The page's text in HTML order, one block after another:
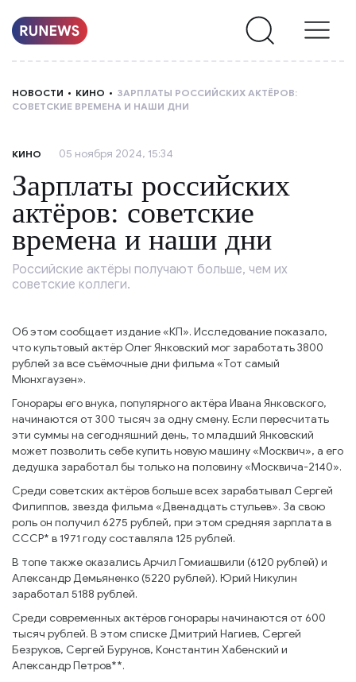
О
НАС
НОВОСТИ КИНО
ЗАРПЛАТЫ РОССИЙСКИХ АКТЁРОВ:
СОВЕТСКИЕ ВРЕМЕНА И НАШИ ДНИ
КИНО 05 ноября 2024, 15:34
Зарплаты российских
актёров: советские
времена и наши дни
Российские актёры получают больше, чем их
советские коллеги.
Об этом сообщает издание «КП». Исследование показало,
что культовый актёр Олег Янковский мог заработать 3800
рублей за все съёмочные дни фильма «Тот самый
Мюнхгаузен».
Гонорары его внука, популярного актёра Ивана Янковского,
начинаются от 300 тысяч за одну смену. Если пересчитать
эти суммы на сегодняшний день, то младший Янковский
может позволить себе купить новую машину «Москвич», а его
дедушка заработал бы только на половину «Москвича-2140».
Среди советских актёров больше всех зарабатывал Сергей
Филиппов, звезда фильма «Двенадцать стульев». За свою
роль он получил 6275 рублей, при этом средняя зарплата в
СССР* в 1971 году составляла 125 рублей.
В топе также оказались Арчил Гомиашвили (6120 рублей) и
Александр Демьяненко (5220 рублей). Юрий Никулин
заработал 5188 рублей.
Среди современных актёров гонорары начинаются от 600
тысяч рублей. В этом списке Дмитрий Нагиев, Сергей
Безруков, Сергей Бурунов, Константин Хабенский и
Александр Петров**.